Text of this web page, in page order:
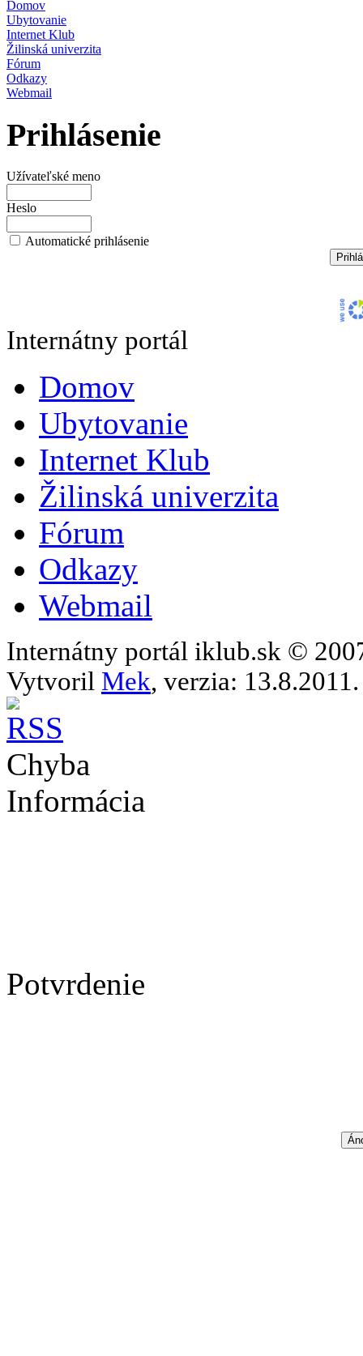
Domov
Ubytovanie
Internet Klub
Žilinská univerzita
Fórum
Odkazy
Webmail
Prihlásenie
Užívateľské meno
Heslo
Automatické prihlásenie
Internátny portál
Domov
Ubytovanie
Internet Klub
Žilinská univerzita
Fórum
Odkazy
Webmail
Internátny portál iklub.sk ©
Vytvoril Mek, verzia: 13.8.2011.
Chyba
Informácia
Potvrdenie